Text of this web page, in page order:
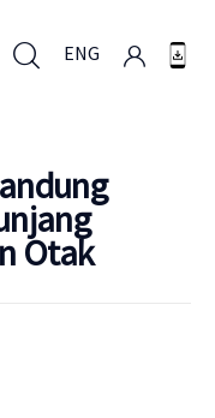
ENG
Otak